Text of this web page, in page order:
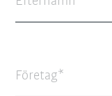
Företag